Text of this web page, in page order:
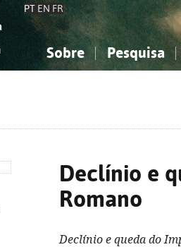
PT EN FR
Sobre Pesquisa
Declínio e
Romano
Declínio e queda do